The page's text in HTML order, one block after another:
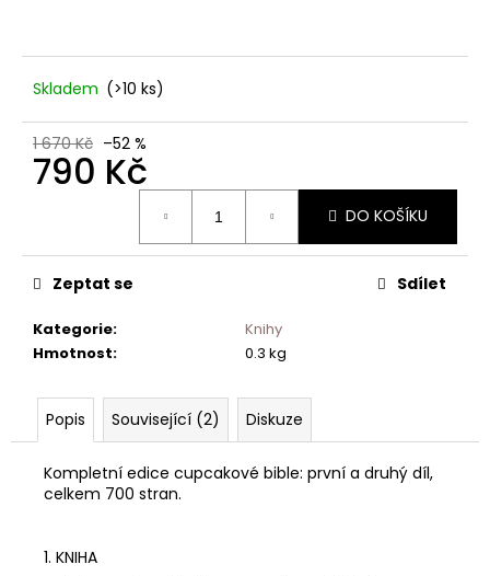
Skladem (>10 ks)
1 670 Kč –52 %
790 Kč
DO KOŠÍKU
Kategorie:
Knihy
Hmotnost: 0.3 kg
Zeptat se Sdílet
Popis Související (2) Diskuze
Kompletní edice cupcakové bible: první a druhý díl,
celkem 700 stran.
1. KNIHA